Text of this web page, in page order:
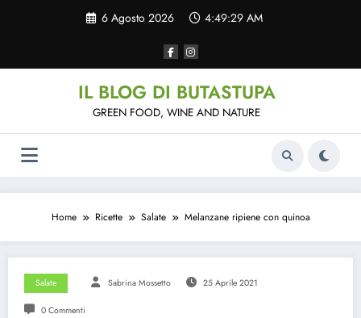
6 Agosto 2026 4:49:30 AM
IL BLOG DI BUTASTUPA
GREEN FOOD, WINE AND NATURE
Home Ricette Salate Melanzane ripiene con quinoa
Salate Sabrina Mossetto 25 Aprile 2021
0 Commenti